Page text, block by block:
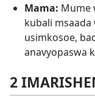
Mama: Mume
kubali
usimkosoe,
anavyopaswa
2